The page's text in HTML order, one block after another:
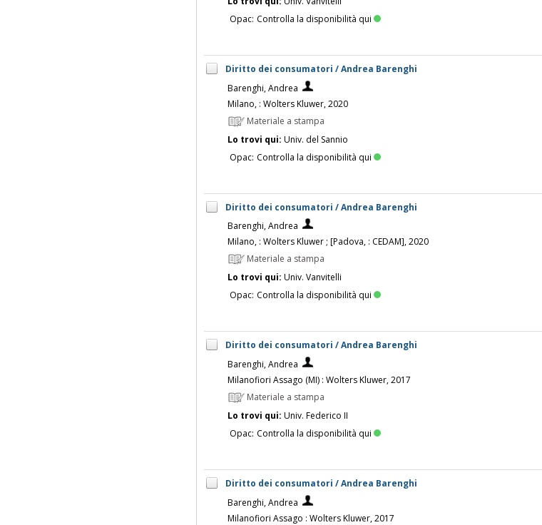
Opac: Controlla la disponibilità qui
Diritto dei consumatori / Andrea Barenghi
Barenghi, Andrea
Milano, : Wolters Kluwer, 2020
Materiale a stampa
Lo trovi qui: Univ. del Sannio
Opac: Controlla la disponibilità qui
Diritto dei consumatori / Andrea Barenghi
Barenghi, Andrea
Milano, : Wolters Kluwer ; [Padova, : CEDAM], 2020
Materiale a stampa
Lo trovi qui: Univ. Vanvitelli
Opac: Controlla la disponibilità qui
Diritto dei consumatori / Andrea Barenghi
Barenghi, Andrea
Milanofiori Assago (MI) : Wolters Kluwer, 2017
Materiale a stampa
Lo trovi qui: Univ. Federico II
Opac: Controlla la disponibilità qui
Diritto dei consumatori / Andrea Barenghi
Barenghi, Andrea
Milanofiori Assago : Wolters Kluwer, 2017